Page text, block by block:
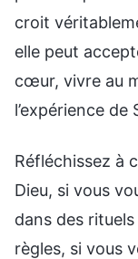
croit
elle peut
cœur, vivre au
l’expérience
Réfléchissez à
Dieu, si vous
dans des
règles, si vous